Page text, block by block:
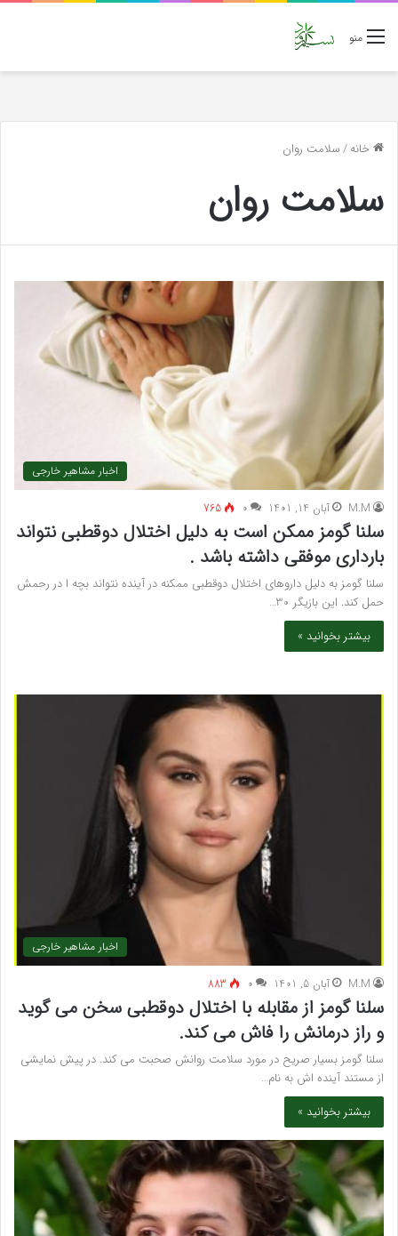
منو
خانه/سلامت روان
سلامت روان
اخبار مشاهیر خارجی
M.M آبان 14, 1401 ۰ 765
سلنا گومز ممکن است به دلیل اختلال دوقطبی نتواند
بارداری موفقی داشته باشد .
سلنا گومز به دلیل داروهای اختلال دوقطبی ممکنه در آینده نتواند بچه ا در رحمش
حمل کند. این بازیگر 30…
بیشتر بخوانید »
اخبار مشاهیر خارجی
M.M آبان 5, 1401 ۰ 883
سلنا گومز از مقابله با اختلال دوقطبی سخن می گوید
و راز درمانش را فاش می کند.
سلنا گومز بسیار صریح در مورد سلامت روانش صحبت می کند. در پیش نمایشی
از مستند آینده اش به نام…
بیشتر بخوانید »